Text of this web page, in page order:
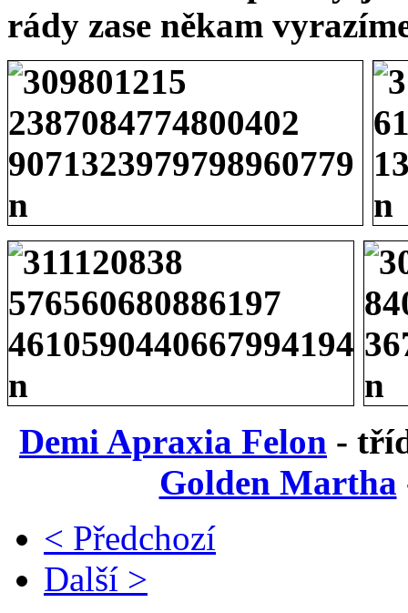
rády zase někam
Demi Apraxia Felon -
Golden Martha
< Předchozí
Další >